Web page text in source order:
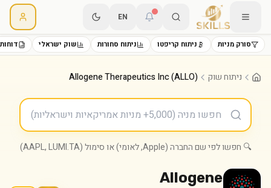
EN
סורק מניות ניתוח קריפטו ניתוח סחורות שוק ישראלי
ניתוח שוק Allogene Therapeutics Inc (ALLO)
🔍 חפשו לפי שם החברה (Apple, לאומי) או סימול (AAPL, LUMI.TA)
Allogene